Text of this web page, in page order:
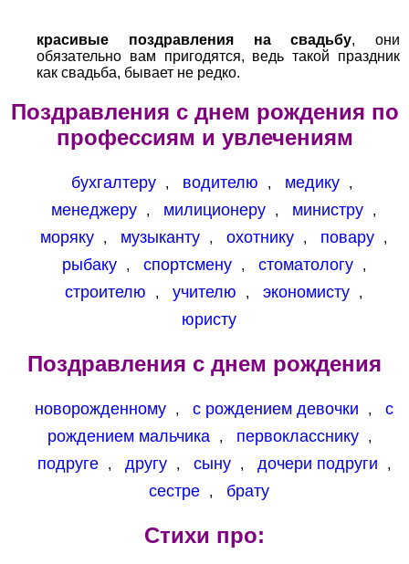
красивые поздравления на свадьбу, они
обязательно вам пригодятся, ведь такой праздник
как свадьба, бывает не редко.
Поздравления с днем рождения по
профессиям и увлечениям
бухгалтеру , водителю , медику ,
менеджеру , милиционеру , министру ,
моряку , музыканту , охотнику , повару ,
рыбаку , спортсмену , стоматологу ,
строителю , учителю , экономисту ,
юристу
Поздравления с днем рождения
новорожденному , с рождением девочки ,
с
рождением мальчика
, первокласснику ,
подруге , другу , сыну , дочери подруги ,
сестре , брату
Стихи про: